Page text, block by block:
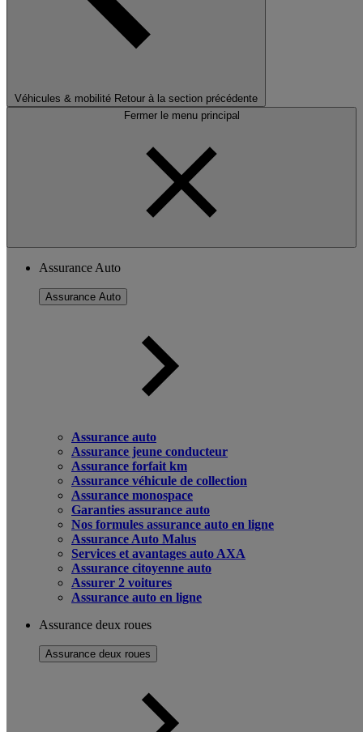
Véhicules & mobilité Retour à la section précédente
Fermer le menu principal
Assurance Auto
Assurance Auto
Assurance auto
Assurance jeune conducteur
Assurance forfait km
Assurance véhicule de collection
Assurance monospace
Garanties assurance auto
Nos formules assurance auto en ligne
Assurance Auto Malus
Services et avantages auto AXA
Assurance citoyenne auto
Assurer 2 voitures
Assurance auto en ligne
Assurance deux roues
Assurance deux roues